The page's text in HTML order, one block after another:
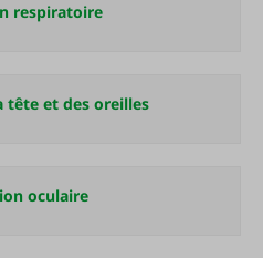
respiratoire
tête et des oreilles
oculaire